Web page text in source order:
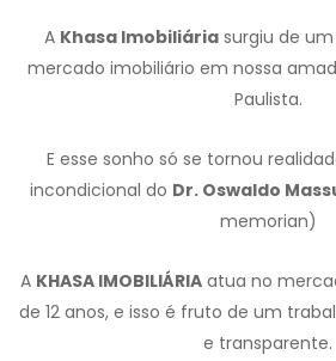
A Khasa Imobiliáriasurgiu de
mercado imobiliário em nossa
Paulista.
E esse sonho só se tornou
incondicional do Dr. Oswaldo
memorian)
A KHASA IMOBILIÁRIAatua no
de 12 anos, e isso é fruto de um
e transparente.